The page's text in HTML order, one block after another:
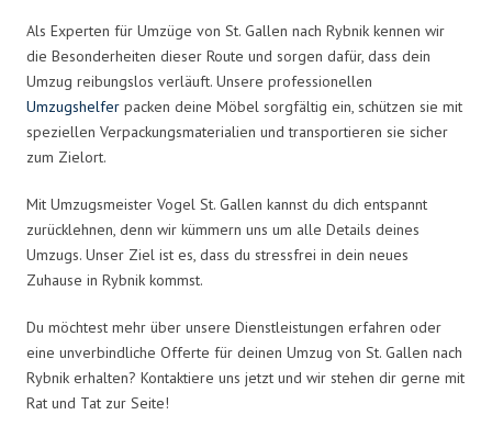
Als Experten für Umzüge von St. Gallen nach Rybnik kennen wir
die Besonderheiten dieser Route und sorgen dafür, dass dein
Umzug reibungslos verläuft. Unsere professionellen
Umzugshelfer packen deine Möbel sorgfältig ein, schützen sie mit
speziellen Verpackungsmaterialien und transportieren sie sicher
zum Zielort.
Mit Umzugsmeister Vogel St. Gallen kannst du dich entspannt
zurücklehnen, denn wir kümmern uns um alle Details deines
Umzugs. Unser Ziel ist es, dass du stressfrei in dein neues
Zuhause in Rybnik kommst.
Du möchtest mehr über unsere Dienstleistungen erfahren oder
eine unverbindliche Offerte für deinen Umzug von St. Gallen nach
Rybnik erhalten? Kontaktiere uns jetzt und wir stehen dir gerne mit
Rat und Tat zur Seite!